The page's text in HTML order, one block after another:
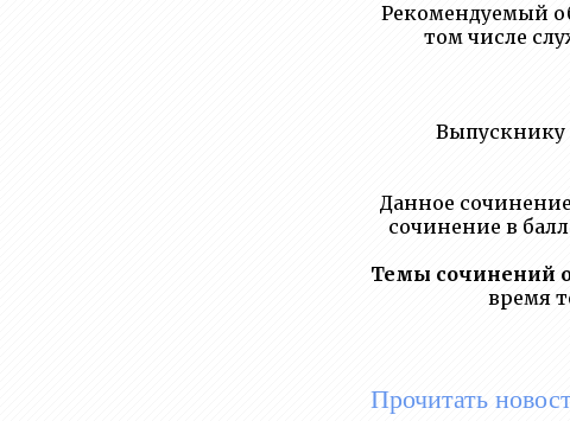
Рекомендуемый
том числе
Выпускнику
Данное
сочинение в
Темы сочинений
время
Прочитать